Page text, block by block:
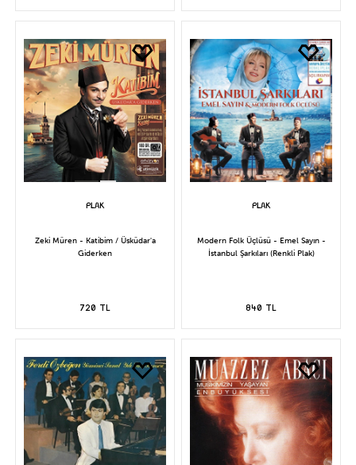
Zeki Müren - Katibim / Üsküdar'a
Giderken
720 TL
Modern Folk Üçlüsü - Emel Sayın -
İstanbul Şarkıları (Renkli Plak)
840 TL